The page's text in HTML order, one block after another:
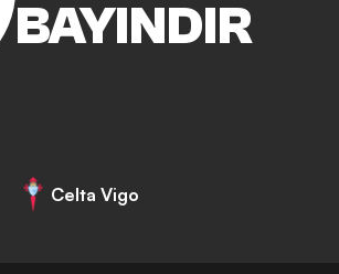
BAYINDIR
Celta Vigo